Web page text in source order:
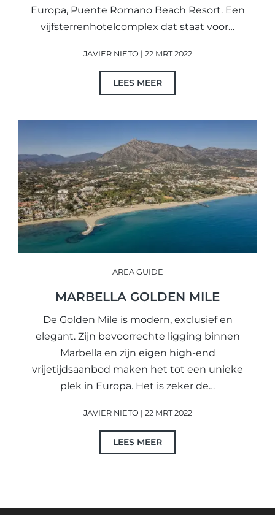
Europa, Puente Romano Beach Resort. Een
vijfsterrenhotelcomplex dat staat voor…
JAVIER NIETO | 22 MRT 2022
LEES MEER
AREA GUIDE
MARBELLA GOLDEN MILE
De Golden Mile is modern, exclusief en
elegant. Zijn bevoorrechte ligging binnen
Marbella en zijn eigen high-end
vrijetijdsaanbod maken het tot een unieke
plek in Europa. Het is zeker de…
JAVIER NIETO | 22 MRT 2022
LEES MEER